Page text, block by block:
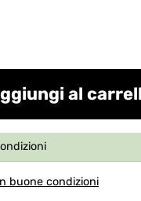
al
buone condizioni